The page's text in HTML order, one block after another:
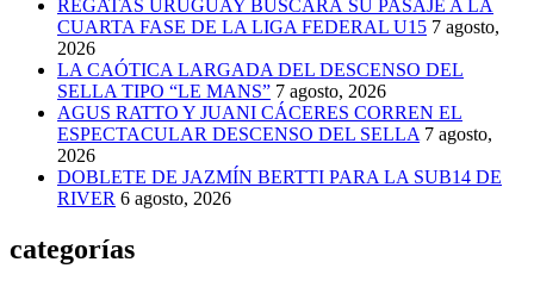
REGATAS URUGUAY BUSCARÁ SU PASAJE A LA
CUARTA FASE DE LA LIGA FEDERAL U15 7 agosto,
2026
LA CAÓTICA LARGADA DEL DESCENSO DEL
SELLA TIPO “LE MANS” 7 agosto, 2026
AGUS RATTO Y JUANI CÁCERES CORREN EL
ESPECTACULAR DESCENSO DEL SELLA 7 agosto,
2026
DOBLETE DE JAZMÍN BERTTI PARA LA SUB14 DE
RIVER 6 agosto, 2026
categorías